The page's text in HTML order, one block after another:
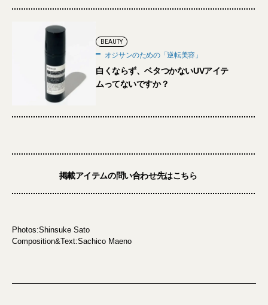
BEAUTY
オジサンのための「逆転美容」
白くならず、ベタつかないUVアイテ
ムってないですか？
掲載アイテムの問い合わせ先はこちら
Photos:Shinsuke Sato
Composition&Text:Sachico Maeno